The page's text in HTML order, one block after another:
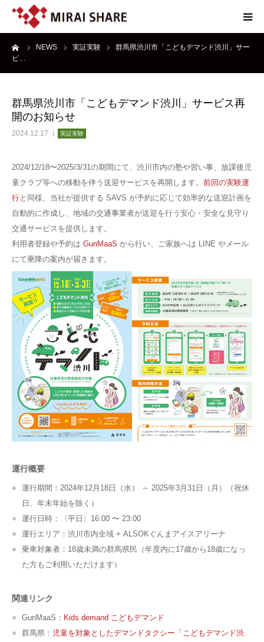
NEWS 実証実験
群馬県渋川市「こどもデマンド渋川」サー
ビ…
群馬県渋川市「こどもデマンド渋川」サービス再
開のお知らせ
2024.12.17 実証実験
2024/12/18〜2025/3/31の期間にて、渋川市内の塾や習い事、放課後児
童クラブ等への移動を伴う送迎サービスを再開します。 前回の実験運
行と同様、当社が提供する SAVS が予約に応じて効率的な送迎計画を
自動的に作成し、地域の交通事業者が送迎を行う安心・安全な見守り
交通サービスを提供します。
利用者登録や予約は GunMaaS から行い、ご家族へは LINE やメール
にて乗降の案内が届きます。
運行概要
運行期間：2024年12月18日（水） ～ 2025年3月31日（月）（祝休
日、年末年始を除く）
運行日時：〈平日〉16:00 〜 23:00
運行エリア：渋川市内全域 + ALSOKぐんまアイスアリーナ
乗車対象者：18歳未満の群馬県民（年度内に17歳から18歳になっ
た方もご利用いただけます）
関連リンク
GunMaaS： Kids demand こどもデマンド
群馬県： 児童を対象としたデマンドタクシー「こどもデマンド渋
NEWS
SERVICE
ABOUT